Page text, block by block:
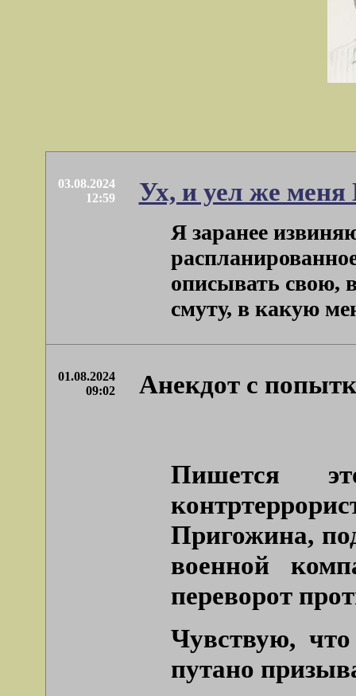
03.08.2024
12:59
Ух, и уел же
Я заранее
описывать свою,
смуту, в какую
01.08.2024
09:02
Анекдот с
Пишется
Пригожина,
военной
переворот
Чувствую,
путано